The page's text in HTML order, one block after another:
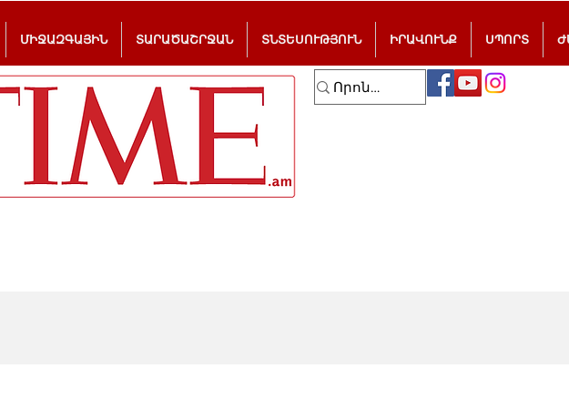
ՄԻՋԱԶԳԱՅԻՆ ՏԱՐԱԾԱՇՐՋԱՆ ՏՆՏԵՍՈՒԹՅՈՒՆ ԻՐԱՎՈՒՆՔ ՍՊՈՐՏ